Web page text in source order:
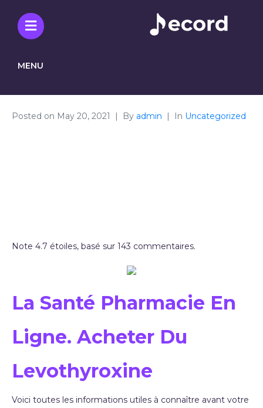
MENU
Posted on May 20, 2021 By admin In Uncategorized
Note 4.7 étoiles, basé sur 143 commentaires.
La Santé Pharmacie En
Ligne. Acheter Du
Levothyroxine
Voici toutes les informations utiles à connaître avant votre